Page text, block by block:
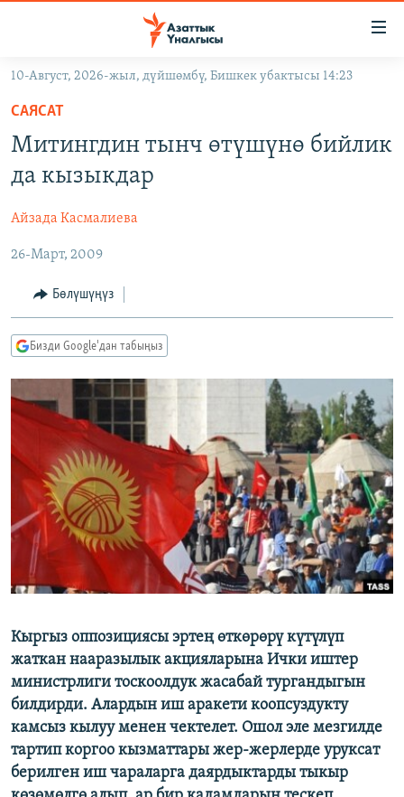
Навигацияга
өтүңүз
Издөөгө
салыңыз
ЭКОНОМИКА
МАДАНИЯТ
БОРБОР АЗИЯ
АТАЙЫН ИЛИКТӨӨ
ТВ ПРОГРАММАЛАР
БҮГҮН АЗАТТЫКТА
БИЗ ЖАНА ДҮЙНӨ
ЭЖЕ-СИҢДИЛЕР
АЗАТТЫК+
ЫҢГАЙСЫЗ СУРООЛОР
ПОДКАСТ
ӨЗГӨЧӨ ПИКИР
ОНЛАЙН ШЕРИНЕ
ЭЕ/АРнун бардык сайттары
10-Август, 2026-жыл, дүйшөмбү, Бишкек убактысы 14:23
САЯСАТ
Митингдин тынч өтүшүнө бийлик
да кызыкдар
Айзада Касмалиева
26-Март, 2009
Бөлүшүңүз
Бизди Google'дан табыңыз
Кыргыз оппозициясы эртең өткөрөрү күтүлүп
жаткан нааразылык акцияларына Ички иштер
министрлиги тоскоолдук жасабай тургандыгын
билдирди. Алардын иш аракети коопсуздукту
камсыз кылуу менен чектелет. Ошол эле мезгилде
тартип коргоо кызматтары жер-жерлерде уруксат
берилген иш чараларга даярдыктарды тыкыр